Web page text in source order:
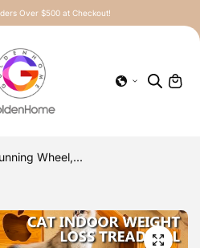
Over $500 at Checkout!
Wheel,...